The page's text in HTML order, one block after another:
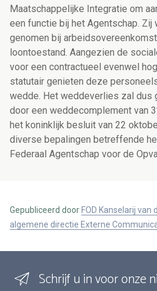
Maatschappelijke Integratie om
een functie bij het Agentschap. Zij
genomen bij
loontoestand. Aangezien de
voor een contractueel evenwel
statutair genieten deze
wedde. Het weddeverlies zal dus
door een weddecomplement van
het koninklijk besluit van 22
diverse bepalingen betreffende
Federaal Agentschap voor de
Gepubliceerd door FOD Kanselarij van
algemene directie Externe
Schrijf u in voor onze